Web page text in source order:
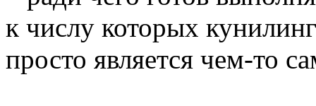
к числу которых
просто является чем-то